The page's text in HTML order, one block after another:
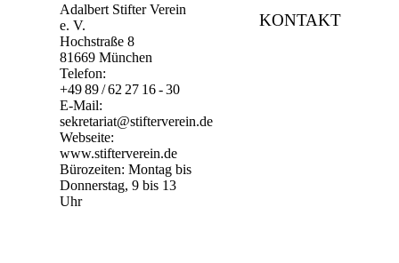
Adalbert Stifter Verein
e. V.
Hochstraße 8
81669 München
Telefon:
+49 89 / 62 27 16 - 30
E-Mail:
sekretariat@stifterverein.de
Webseite:
www.stifterverein.de
Bürozeiten: Montag bis
Donnerstag, 9 bis 13
Uhr
KONTAKT